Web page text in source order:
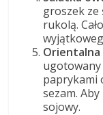
groszek ze
rukolą.
Orientalna
paprykami
sezam.
sojowy.